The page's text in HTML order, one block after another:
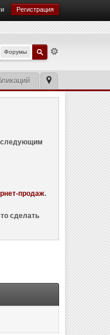
Регистрация
Форумы
следующим
продаж.
сделать